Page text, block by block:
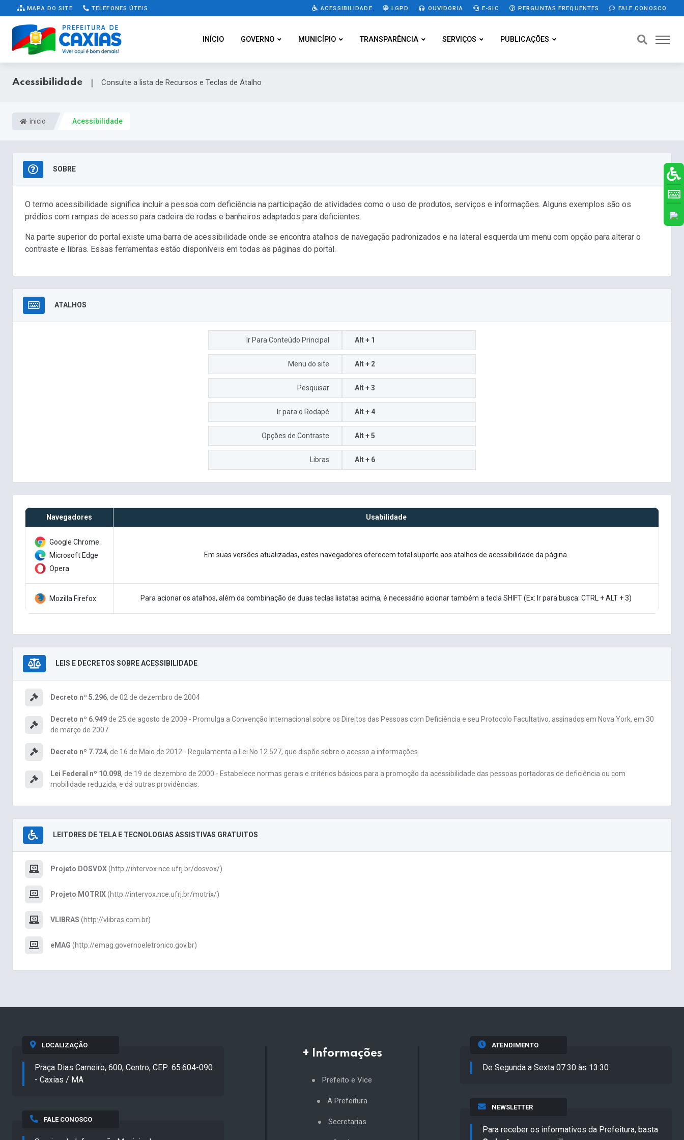
MAPA DO SITE TELEFONES ÚTEIS ACESSIBILIDADE LGPD OUVIDORIA E-SIC PERGUNTAS FREQUENTES FALE CONOSCO
INÍCIO GOVERNO MUNICÍPIO TRANSPARÊNCIA SERVIÇOS PUBLICAÇÕES
Acessibilidade | Consulte a lista de Recursos e Teclas de Atalho
inicio Acessibilidade
SOBRE
O termo acessibilidade significa incluir a pessoa com deficiência na participação de atividades como o uso de produtos, serviços e informações. Alguns exemplos são os
prédios com rampas de acesso para cadeira de rodas e banheiros adaptados para deficientes.
Na parte superior do portal existe uma barra de acessibilidade onde se encontra atalhos de navegação padronizados e na lateral esquerda um menu com opção para alterar o
contraste e libras. Essas ferramentas estão disponíveis em todas as páginas do portal.
ATALHOS
Ir Para Conteúdo Principal Alt + 1
Menu do site Alt + 2
Pesquisar Alt + 3
Ir para o Rodapé Alt + 4
Opções de Contraste Alt + 5
Libras Alt + 6
Navegadores Usabilidade
Google Chrome
Microsoft Edge
Opera
Em suas versões atualizadas, estes navegadores oferecem total suporte aos atalhos de acessibilidade da página.
Mozilla Firefox Para acionar os atalhos, além da combinação de duas teclas listatas acima, é necessário acionar também a tecla SHIFT (Ex: Ir para busca: CTRL + ALT + 3)
LEIS E DECRETOS SOBRE ACESSIBILIDADE
Decreto nº 5.296, de 02 de dezembro de 2004
Decreto nº 6.949 de 25 de agosto de 2009 - Promulga a Convenção Internacional sobre os Direitos das Pessoas com Deficiência e seu Protocolo Facultativo, assinados em Nova York, em 30
de março de 2007
Decreto nº 7.724, de 16 de Maio de 2012 - Regulamenta a Lei No 12.527, que dispõe sobre o acesso a informações.
Lei Federal nº 10.098, de 19 de dezembro de 2000 - Estabelece normas gerais e critérios básicos para a promoção da acessibilidade das pessoas portadoras de deficiência ou com
mobilidade reduzida, e dá outras providências.
LEITORES DE TELA E TECNOLOGIAS ASSISTIVAS GRATUITOS
Projeto DOSVOX(http://intervox.nce.ufrj.br/dosvox/)
Projeto MOTRIX(http://intervox.nce.ufrj.br/motrix/)
VLIBRAS (http://vlibras.com.br)
eMAG (http://emag.governoeletronico.gov.br)
LOCALIZAÇÃO
Praça Dias Carneiro, 600, Centro, CEP: 65.604-090
- Caxias / MA
FALE CONOSCO
+ Informações
Prefeito e Vice
A Prefeitura
Secretarias
ATENDIMENTO
De Segunda a Sexta 07:30 às 13:30
NEWSLETTER
Para receber os informativos da Prefeitura, basta